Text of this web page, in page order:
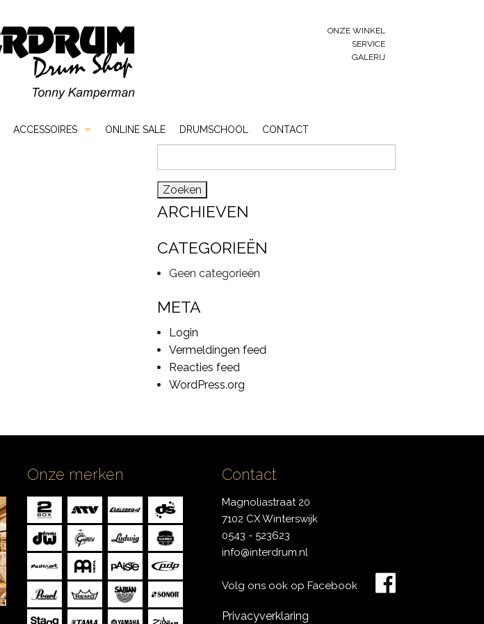
ONZE WINKEL
SERVICE
GALERIJ
ACCESSOIRES ONLINE SALE DRUMSCHOOL CONTACT
ARCHIEVEN
CATEGORIEËN
Geen categorieën
META
Login
Vermeldingen feed
Reacties feed
WordPress.org
Onze merken Contact
Magnoliastraat 20
7102 CX Winterswijk
0543 - 523623
info@interdrum.nl
Volg ons ook op Facebook
Privacyverklaring